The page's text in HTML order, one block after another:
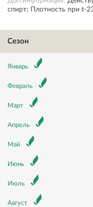
спирт; Плотность при t-
Сезон
Январь
Февраль
Март
Апрель
Май
Июнь
Июль
Август